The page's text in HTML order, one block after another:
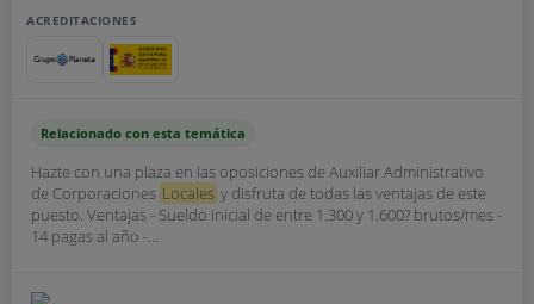
ACREDITACIONES
Relacionado con esta temática
Hazte con una plaza en las oposiciones de Auxiliar Administrativo
de Corporaciones Locales y disfruta de todas las ventajas de este
puesto. Ventajas - Sueldo inicial de entre 1.300 y 1.600? brutos/mes -
14 pagas al año -...